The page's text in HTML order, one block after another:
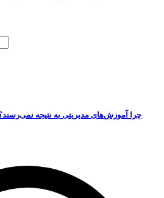
چرا آموزش‌های مدیریتی به نتیجه